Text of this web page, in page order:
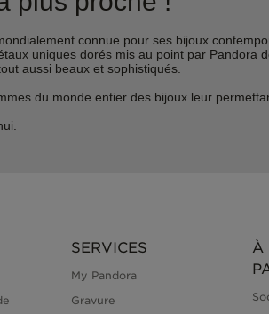
connue pour ses bijoux
uniques dorés mis au point par
aussi beaux et sophistiqués.
du monde entier des bijoux leur
SERVICES
My Pandora
Gravure
À